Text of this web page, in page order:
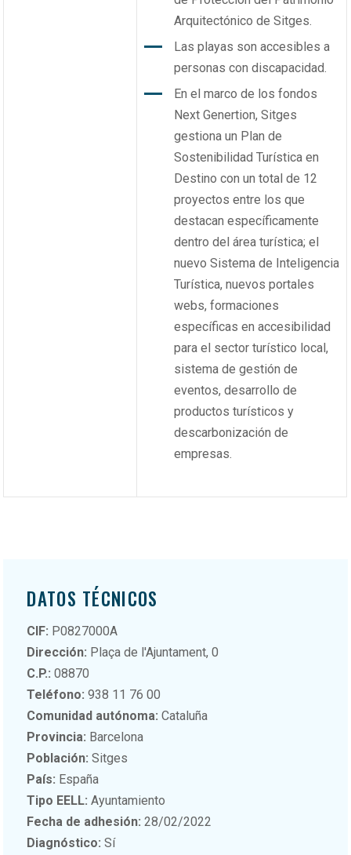
Arquitectónico de Sitges.
Las playas son accesibles a
personas con discapacidad.
En el marco de los fondos
Next Genertion, Sitges
gestiona un Plan de
Sostenibilidad Turística en
Destino con un total de 12
proyectos entre los que
destacan específicamente
dentro del área turística; el
nuevo Sistema de Inteligencia
Turística, nuevos portales
webs, formaciones
específicas en accesibilidad
para el sector turístico local,
sistema de gestión de
eventos, desarrollo de
productos turísticos y
descarbonización de
empresas.
DATOS TÉCNICOS
CIF: P0827000A
Dirección: Plaça de l'Ajuntament, 0
C.P.: 08870
Teléfono: 938 11 76 00
Comunidad autónoma: Cataluña
Provincia: Barcelona
Población: Sitges
País: España
Tipo EELL: Ayuntamiento
Fecha de adhesión: 28/02/2022
Diagnóstico: Sí